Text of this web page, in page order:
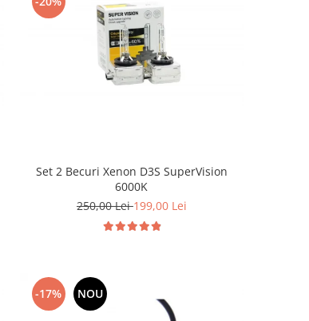
Set 2 Becuri Xenon D3S SuperVision
6000K
250,00 Lei199,00 Lei
-17% NOU